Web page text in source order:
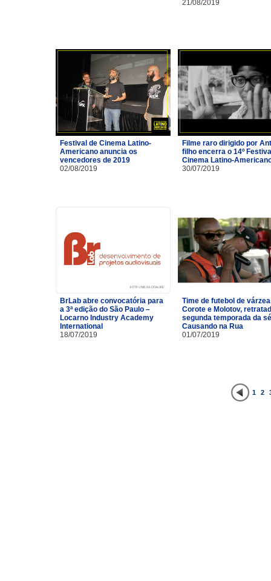
21/08/2019
Festival de Cinema Latino-
Americano anuncia os
vencedores de 2019
02/08/2019
Filme raro dirigido por
filho encerra o 14º
Cinema Latino-
30/07/2019
BrLab abre convocatória para
a 3ª edição do São Paulo –
Locarno Industry Academy
International
18/07/2019
Time de futebol de
Corote e Molotov,
segunda temporada da
Causando na Rua
01/07/2019
1 2